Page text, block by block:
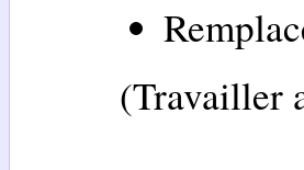
(Travailler